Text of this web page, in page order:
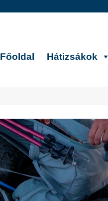
Főoldal Hátizsákok